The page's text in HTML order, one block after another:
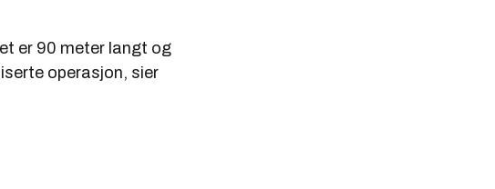
samt for å følge felt
er 90 meter langt og
operasjon, sier